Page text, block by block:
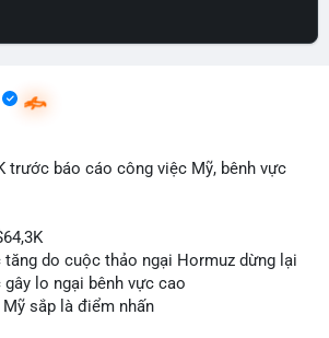
trước báo cáo công việc Mỹ, bênh vực
tăng do cuộc thảo ngại Hormuz dừng lại
gây lo ngại bênh vực cao
sắp là điểm nhấn